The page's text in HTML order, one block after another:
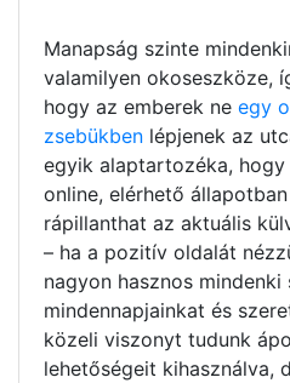
Manapság szinte
valamilyen okoseszköze,
hogy az emberek ne egy
zsebükben lépjenek az
egyik alaptartozéka,
online, elérhető
rápillanthat az aktuális
– ha a pozitív oldalát
nagyon hasznos
mindennapjainkat és
közeli viszonyt tudunk
lehetőségeit kihasználva,